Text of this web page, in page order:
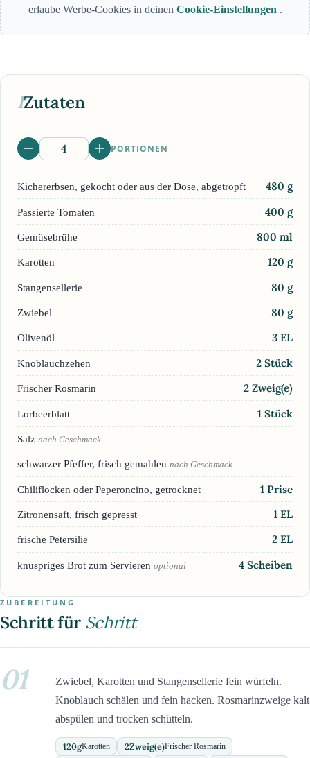
erlaube Werbe-Cookies in deinen Cookie-Einstellungen .
IZutaten
PORTIONEN
Kichererbsen, gekocht oder aus der Dose, abgetropft 480 g
Passierte Tomaten 400 g
Gemüsebrühe 800 ml
Karotten 120 g
Stangensellerie 80 g
Zwiebel 80 g
Olivenöl 3 EL
Knoblauchzehen 2 Stück
Frischer Rosmarin 2 Zweig(e)
Lorbeerblatt 1 Stück
Salz nach Geschmack
schwarzer Pfeffer, frisch gemahlen nach Geschmack
Chiliflocken oder Peperoncino, getrocknet 1 Prise
Zitronensaft, frisch gepresst 1 EL
frische Petersilie 2 EL
knuspriges Brot zum Servieren optional 4 Scheiben
ZUBEREITUNG
Schritt für Schritt
01
Zwiebel, Karotten und Stangensellerie fein würfeln.
Knoblauch schälen und fein hacken. Rosmarinzweige kalt
abspülen und trocken schütteln.
120gKarotten 2Zweig(e)Frischer Rosmarin